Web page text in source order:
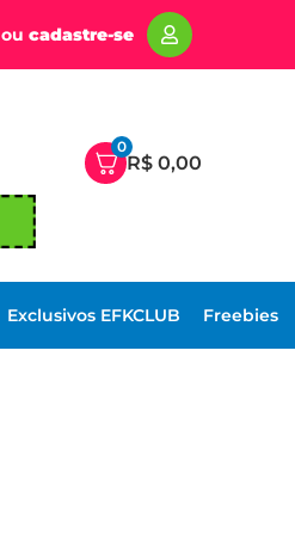
oucadastre-se
0
R$ 0,00
Exclusivos EFKCLUB Freebies